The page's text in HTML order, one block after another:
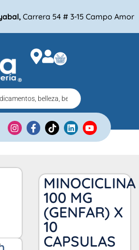
Carrera 54 # 3-15 Campo Amor
MINOCICLINA
100 MG
(GENFAR) X
10
CAPSULAS